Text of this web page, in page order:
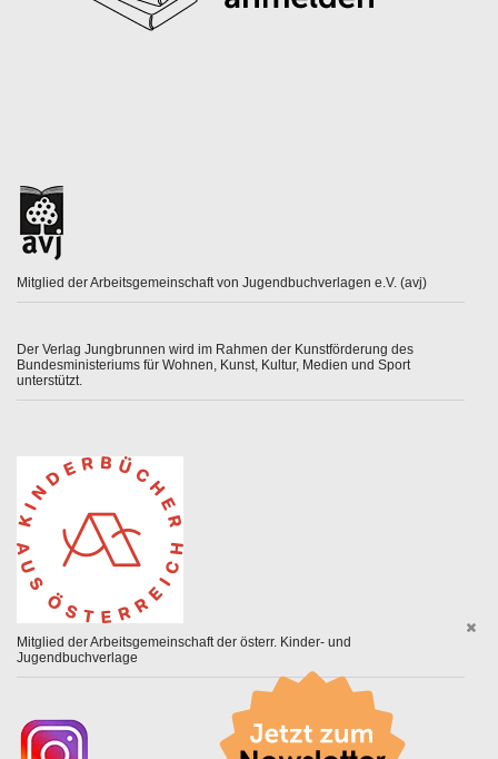
Mitglied der Arbeitsgemeinschaft von Jugendbuchverlagen e.V. (avj)
Der Verlag Jungbrunnen wird im Rahmen der Kunstförderung des
Bundesministeriums für Wohnen, Kunst, Kultur, Medien und Sport
unterstützt.
Mitglied der Arbeitsgemeinschaft der österr. Kinder- und
Jugendbuchverlage